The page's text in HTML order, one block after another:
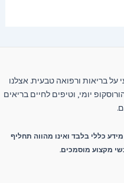
בריאות ורפואה טבעית. אצלנו
יומי, וטיפים לחיים בריאים
כללי בלבד ואינו מהווה תחליף
מקצוע מוסמכים.